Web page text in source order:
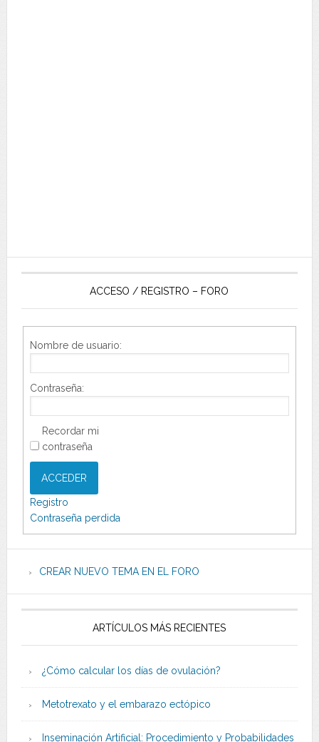
ACCESO / REGISTRO – FORO
Nombre de usuario:
Contraseña:
Recordar mi
contraseña
ACCEDER
Registro
Contraseña perdida
CREAR NUEVO TEMA EN EL FORO
ARTÍCULOS MÁS RECIENTES
¿Cómo calcular los días de ovulación?
Metotrexato y el embarazo ectópico
Inseminación Artificial: Procedimiento y Probabilidades